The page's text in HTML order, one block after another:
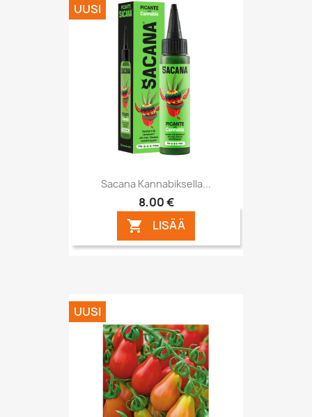
Sacana Kannabiksella...
8,00 €
 LISÄÄ
UUSI
UUSI